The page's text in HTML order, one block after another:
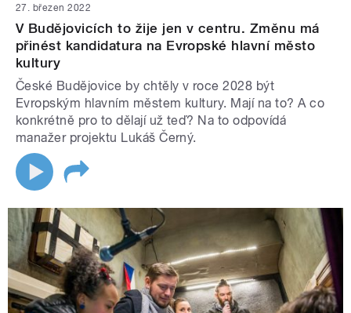
27. březen 2022
V Budějovicích to žije jen v centru. Změnu má
přinést kandidatura na Evropské hlavní město
kultury
České Budějovice by chtěly v roce 2028 být
Evropským hlavním městem kultury. Mají na to? A co
konkrétně pro to dělají už teď? Na to odpovídá
manažer projektu Lukáš Černý.